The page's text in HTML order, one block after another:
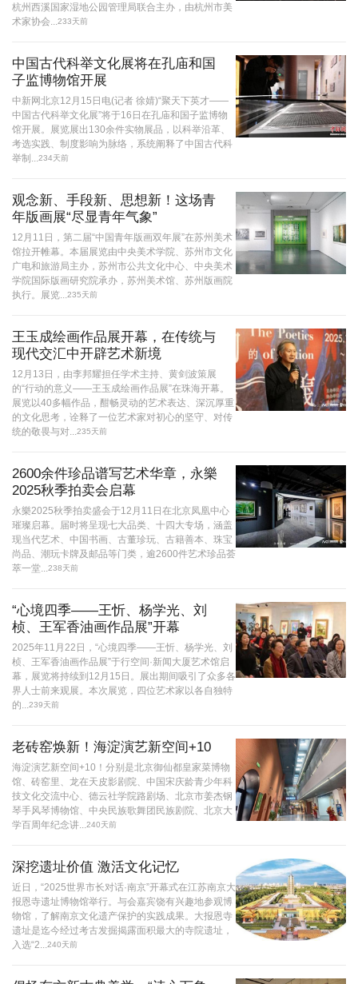
杭州西溪国家湿地公园管理局联合主办，由杭州市美
术家协会...
233天前
中国古代科举文化展将在孔庙和国
子监博物馆开展
中新网北京12月15日电(记者 徐婧)“聚天下英才——
中国古代科举文化展”将于16日在孔庙和国子监博物
馆开展。展览展出130余件实物展品，以科举沿革、
考选实践、制度影响为脉络，系统阐释了中国古代科
举制...
234天前
观念新、手段新、思想新！这场青
年版画展“尽显青年气象”
12月11日，第二届“中国青年版画双年展”在苏州美术
馆拉开帷幕。本届展览由中央美术学院、苏州市文化
广电和旅游局主办，苏州市公共文化中心、中央美术
学院国际版画研究院承办，苏州美术馆、苏州版画院
执行。展览...
235天前
王玉成绘画作品展开幕，在传统与
现代交汇中开辟艺术新境
12月13日，由李邦耀担任学术主持、黄剑波策展
的“行动的意义——王玉成绘画作品展”在珠海开幕。
展览以40多幅作品，酣畅灵动的艺术表达、深沉厚重
的文化思考，诠释了一位艺术家对初心的坚守、对传
统的敬畏与对...
235天前
2600余件珍品谱写艺术华章，永樂
2025秋季拍卖会启幕
永樂2025秋季拍卖盛会于12月11日在北京凤凰中心
璀璨启幕。届时将呈现七大品类、十四大专场，涵盖
现当代艺术、中国书画、古董珍玩、古籍善本、珠宝
尚品、潮玩卡牌及邮品等门类，逾2600件艺术珍品荟
萃一堂...
238天前
“心境四季——王忻、杨学光、刘
桢、王军香油画作品展”开幕
2025年11月22日，“心境四季——王忻、杨学光、刘
桢、王军香油画作品展”于行空间·新闻大厦艺术馆启
幕，展览将持续到12月15日。展出期间吸引了众多各
界人士前来观展。本次展览，四位艺术家以各自独特
的...
239天前
老砖窑焕新！海淀演艺新空间+10
海淀演艺新空间+10！分别是北京御仙都皇家菜博物
馆、砖窑里、龙在天皮影剧院、中国宋庆龄青少年科
技文化交流中心、德云社学院路剧场、北京市姜杰钢
琴手风琴博物馆、中央民族歌舞团民族剧院、北京大
学百周年纪念讲...
240天前
深挖遗址价值 激活文化记忆
近日，“2025世界市长对话·南京”开幕式在江苏南京大
报恩寺遗址博物馆举行。与会嘉宾饶有兴趣地参观博
物馆，了解南京文化遗产保护的实践成果。大报恩寺
遗址是迄今经过考古发掘揭露面积最大的寺院遗址，
入选“2...
240天前